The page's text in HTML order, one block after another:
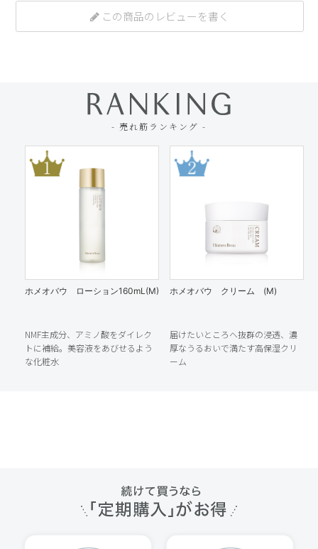
この商品のレビューを書く
- 売れ筋ランキング -
ホメオバウ ローション160mL(M)
NMF主成分、アミノ酸をダイレク
トに補給。美容液をあびせるよう
な化粧水
ホメオバウ クリーム (M)
届けたいところへ抜群の浸透、濃
厚なうるおいで満たす高保湿クリ
ーム